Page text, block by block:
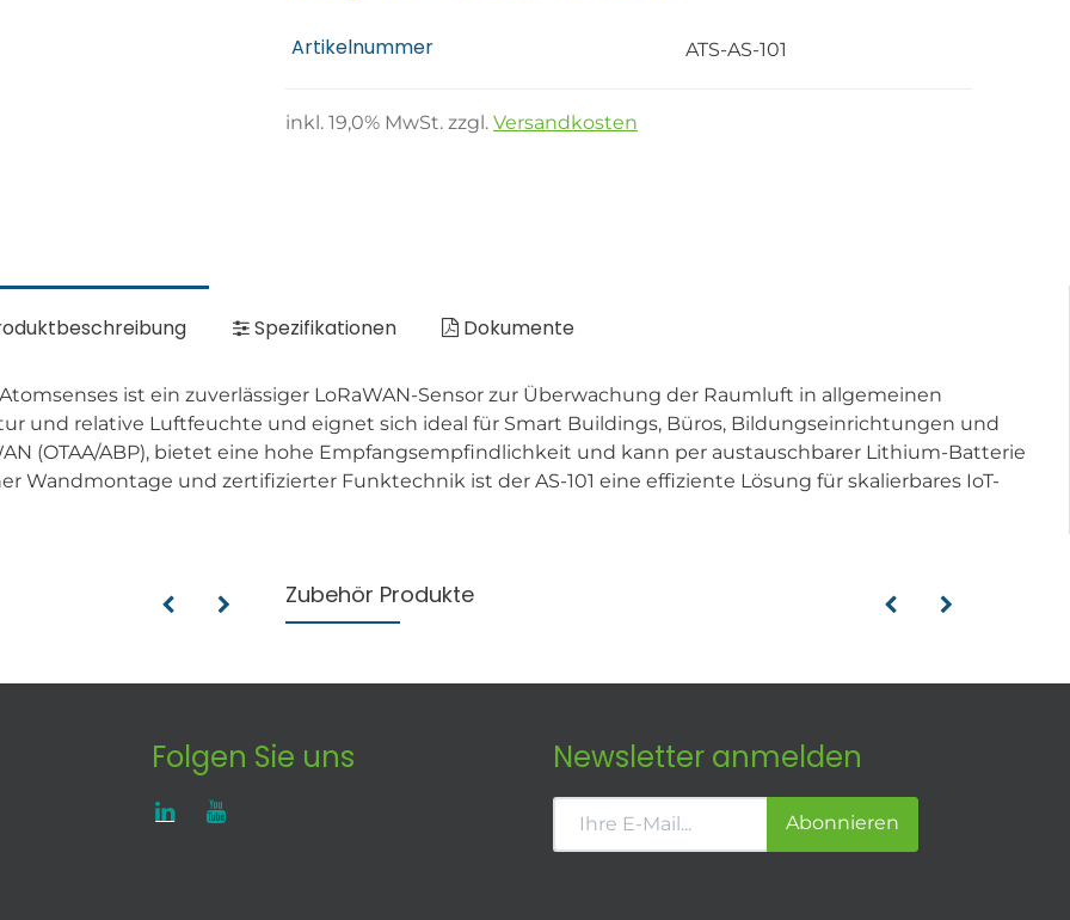
Artikelnummer ATS-AS-101
inkl. 19,0% MwSt. zzgl. Versandkosten
Spezifikationen Dokumente
ist ein zuverlässiger LoRaWAN-Sensor zur Überwachung der Raumluft in allgemeinen
und relative Luftfeuchte und eignet sich ideal für Smart Buildings, Büros, Bildungseinrichtungen und
(OTAA/ABP), bietet eine hohe Empfangsempfindlichkeit und kann per austauschbarer Lithium-Batterie
und zertifizierter Funktechnik ist der AS-101 eine effiziente Lösung für skalierbares IoT-
Zubehör Produkte
Folgen Sie uns Newsletter anmelden
Abonnieren